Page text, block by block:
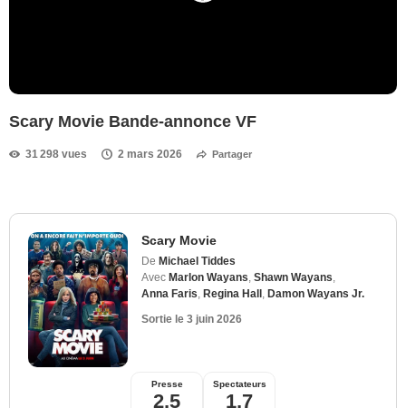
Scary Movie Bande-annonce VF
31 298 vues 2 mars 2026 Partager
Scary Movie
De Michael Tiddes
Avec Marlon Wayans Shawn Wayans
Anna Faris Regina Hall Damon Wayans Jr.
Sortie le 3 juin 2026
Presse
2,5
Spectateurs
1,7